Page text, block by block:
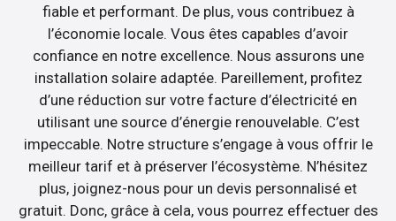
fiable et performant. De plus, vous contribuez à
l’économie locale. Vous êtes capables d’avoir
confiance en notre excellence. Nous assurons une
installation solaire adaptée. Pareillement, profitez
d’une réduction sur votre facture d’électricité en
utilisant une source d’énergie renouvelable. C’est
impeccable. Notre structure s’engage à vous offrir le
meilleur tarif et à préserver l’écosystème. N’hésitez
plus, joignez-nous pour un devis personnalisé et
gratuit. Donc, grâce à cela, vous pourrez effectuer des